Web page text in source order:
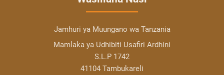
Jamhuri ya Muungano wa Tanzania
Mamlaka ya Udhibiti Usafiri Ardhini
S.L.P 1742
41104 Tambukareli